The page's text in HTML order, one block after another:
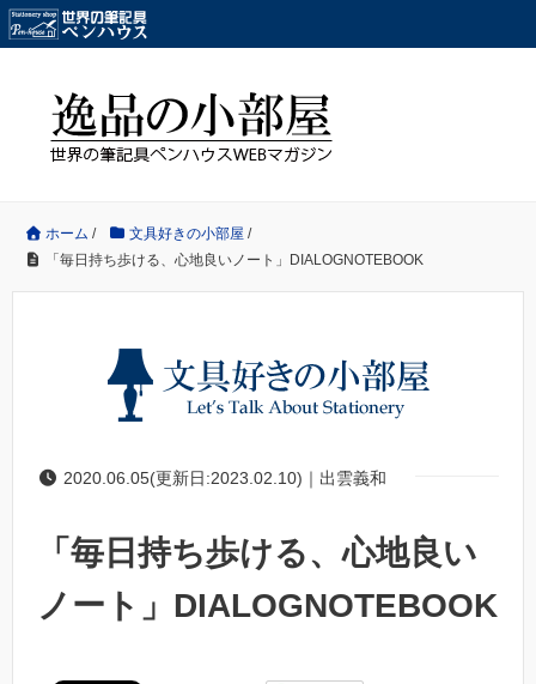
ホーム / 文具好きの小部屋 /
「毎日持ち歩ける、心地良いノート」DIALOGNOTEBOOK
2020.06.05(更新日:2023.02.10)｜出雲義和
「毎日持ち歩ける、心地良い
ノート」DIALOGNOTEBOOK